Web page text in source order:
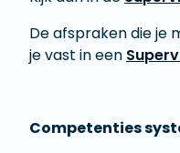
De afspraken die je
je vast in een
Competenties